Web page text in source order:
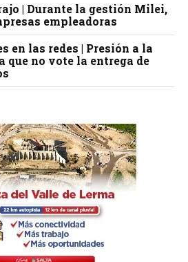
| Durante la gestión Milei,
empleadoras
en las redes | Presión a la
que no vote la entrega de